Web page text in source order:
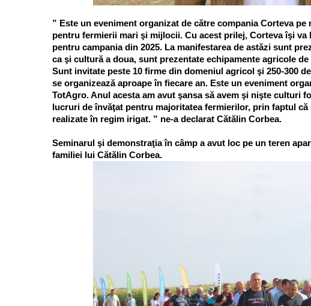
” Este un eveniment organizat de către compania Corteva
pentru fermierii mari şi mijlocii. Cu acest prilej, Corteva îşi
pentru campania din 2025. La manifestarea de astăzi sunt
ca şi cultură a doua, sunt prezentate echipamente agricole
Sunt invitate peste 10 firme din domeniul agricol şi 250-300
se organizează aproape în fiecare an. Este un eveniment
TotAgro. Anul acesta am avut şansa să avem şi nişte culturi
lucruri de învăţat pentru majoritatea fermierilor, prin faptul
realizate în regim irigat. ” ne-a declarat Cătălin Corbea.
Seminarul şi demonstraţia în câmp a avut loc pe un teren
familiei lui Cătălin Corbea.